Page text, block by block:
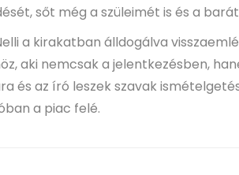
sőt még a szüleimét is és a
a kirakatban álldogálva
aki nemcsak a jelentkezésben,
és az író leszek szavak
a piac felé.